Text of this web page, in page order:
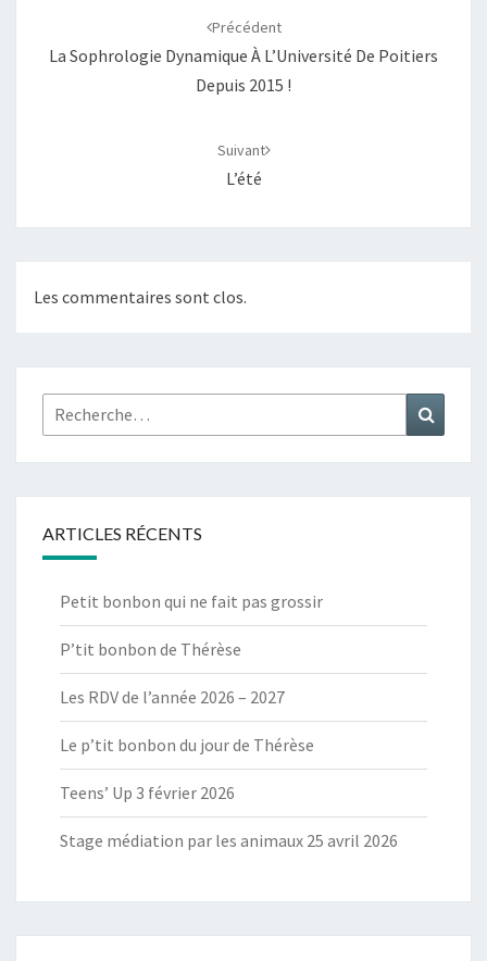
Précédent
La Sophrologie Dynamique À L’Université De Poitiers
Depuis 2015 !
Suivant
L’été
Les commentaires sont clos.
Rechercher :
ARTICLES RÉCENTS
Petit bonbon qui ne fait pas grossir
P’tit bonbon de Thérèse
Les RDV de l’année 2026 – 2027
Le p’tit bonbon du jour de Thérèse
Teens’ Up 3 février 2026
Stage médiation par les animaux 25 avril 2026